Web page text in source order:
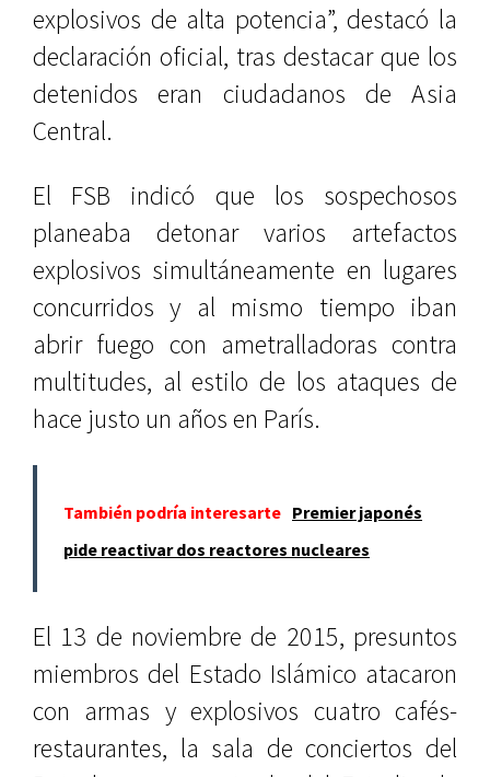
explosivos de alta potencia”, destacó la
declaración oficial, tras destacar que los
detenidos eran ciudadanos de Asia
Central.
El FSB indicó que los sospechosos
planeaba detonar varios artefactos
explosivos simultáneamente en lugares
concurridos y al mismo tiempo iban
abrir fuego con ametralladoras contra
multitudes, al estilo de los ataques de
hace justo un años en París.
También podría interesarte Premier japonés
pide reactivar dos reactores nucleares
El 13 de noviembre de 2015, presuntos
miembros del Estado Islámico atacaron
con armas y explosivos cuatro cafés-
restaurantes, la sala de conciertos del